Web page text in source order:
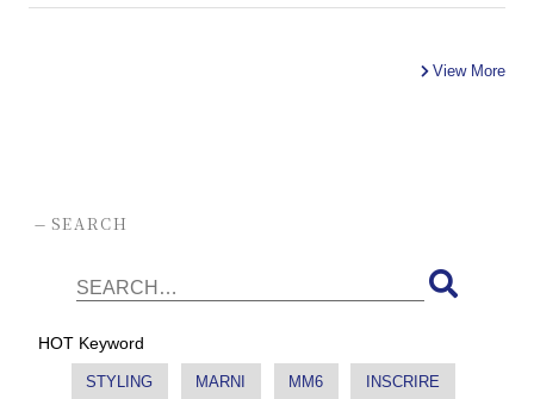
View More
-SEARCH
HOT Keyword
STYLING MARNI MM6 INSCRIRE